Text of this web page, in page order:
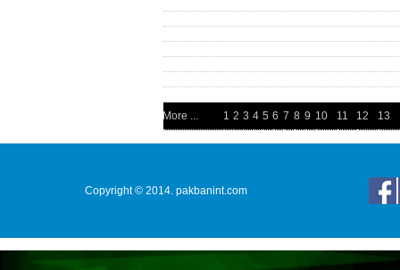
More ... 1 2 3 4 5 6 7 8 9 10 11 12 13
Copyright © 2014. pakbanint.com